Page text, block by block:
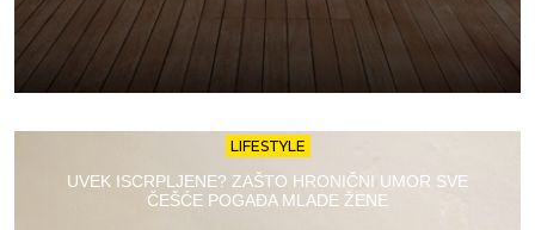
LIFESTYLE
UVEK ISCRPLJENE? ZAŠTO HRONIČNI UMOR SVE
ČEŠĆE POGAĐA MLADE ŽENE